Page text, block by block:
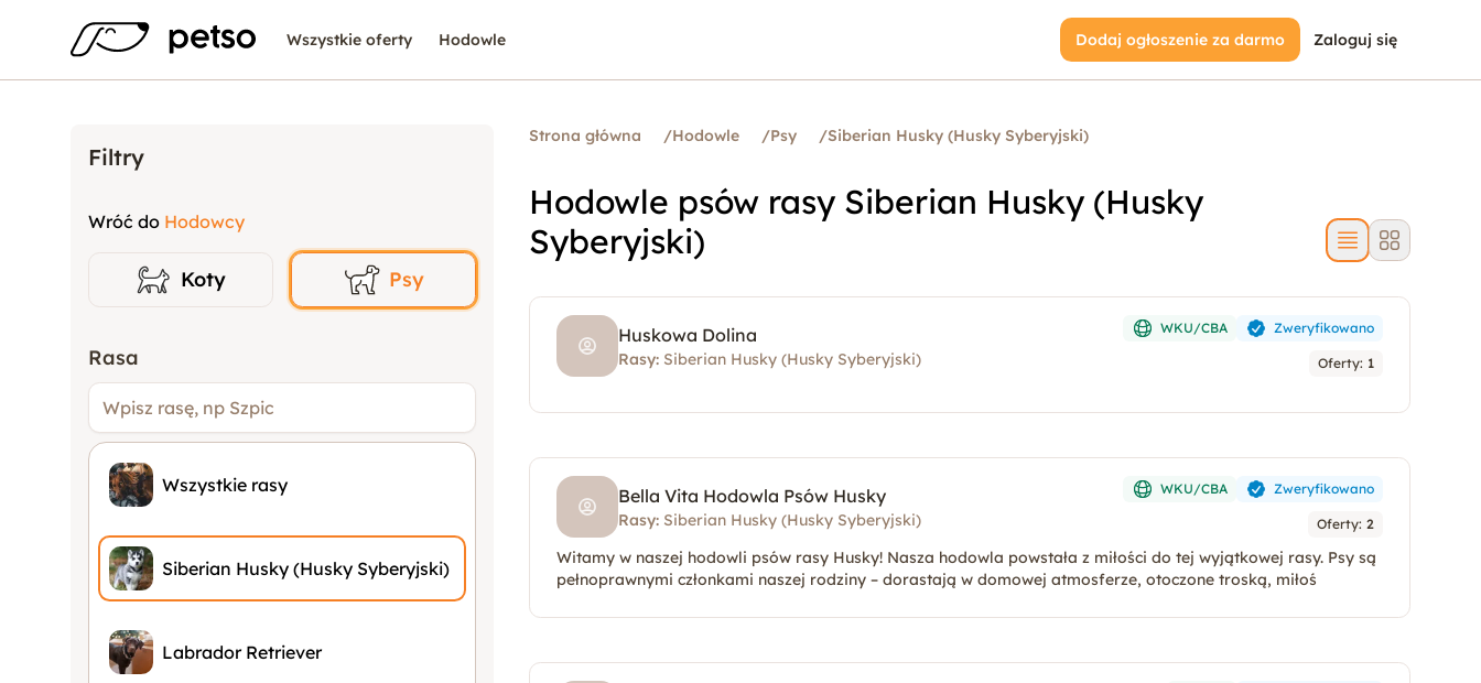
Dodaj ogłoszenie za darmo Zaloguj się
Wszystkie oferty Hodowle
Strona główna /Hodowle /Psy /Siberian Husky (Husky Syberyjski)
Hodowle psów rasy Siberian Husky (Husky
Syberyjski)
Filtry
Wróć do Hodowcy
Koty Psy
Rasa
Wszystkie rasy
Labrador Retriever
Siberian Husky (Husky Syberyjski)
Huskowa Dolina
Rasy: Siberian Husky (Husky Syberyjski)
WKU/CBA Zweryfikowano
Oferty: 1
Bella Vita Hodowla Psów Husky
Rasy: Siberian Husky (Husky Syberyjski)
WKU/CBA Zweryfikowano
Oferty: 2
Witamy w naszej hodowli psów rasy Husky! Nasza hodowla powstała z miłości do tej wyjątkowej rasy. Psy są
pełnoprawnymi członkami naszej rodziny – dorastają w domowej atmosferze, otoczone troską, miłoś